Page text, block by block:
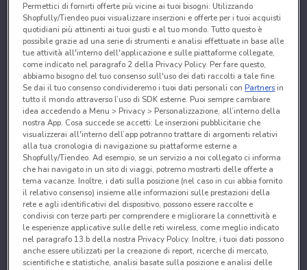
Permettici di fornirti offerte più vicine ai tuoi bisogni: Utilizzando
Shopfully/Tiendeo puoi visualizzare inserzioni e offerte per i tuoi acquisti
quotidiani più attinenti ai tuoi gusti e al tuo mondo. Tutto questo è
possibile grazie ad una serie di strumenti e analisi effettuate in base alle
tue attività all'interno dell'applicazione e sulle piattaforme collegate,
come indicato nel paragrafo 2 della Privacy Policy. Per fare questo,
abbiamo bisogno del tuo consenso sull'uso dei dati raccolti a tale fine.
Se dai il tuo consenso condivideremo i tuoi dati personali conPartnersin
tutto il mondo attraverso l’uso di SDK esterne. Puoi sempre cambiare
idea accedendo a Menu > Privacy > Personalizzazione, all’interno della
nostra App. Cosa succede se accetti: Le inserzioni pubblicitarie che
visualizzerai all'interno dell’app potranno trattare di argomenti relativi
alla tua cronologia di navigazione su piattaforme esterne a
Shopfully/Tiendeo. Ad esempio, se un servizio a noi collegato ci informa
che hai navigato in un sito di viaggi, potremo mostrarti delle offerte a
tema vacanze. Inoltre, i dati sulla posizione (nel caso in cui abbia fornito
il relativo consenso) insieme alle informazioni sulle prestazioni della
rete e agli identificativi del dispositivo, possono essere raccolte e
condivisi con terze parti per comprendere e migliorare la connettività e
le esperienze applicative sulle delle reti wireless, come meglio indicato
nel paragrafo 13.b della nostra Privacy Policy. Inoltre, i tuoi dati possono
anche essere utilizzati per la creazione di report, ricerche di mercato,
scientifiche e statistiche, analisi basate sulla posizione e analisi delle